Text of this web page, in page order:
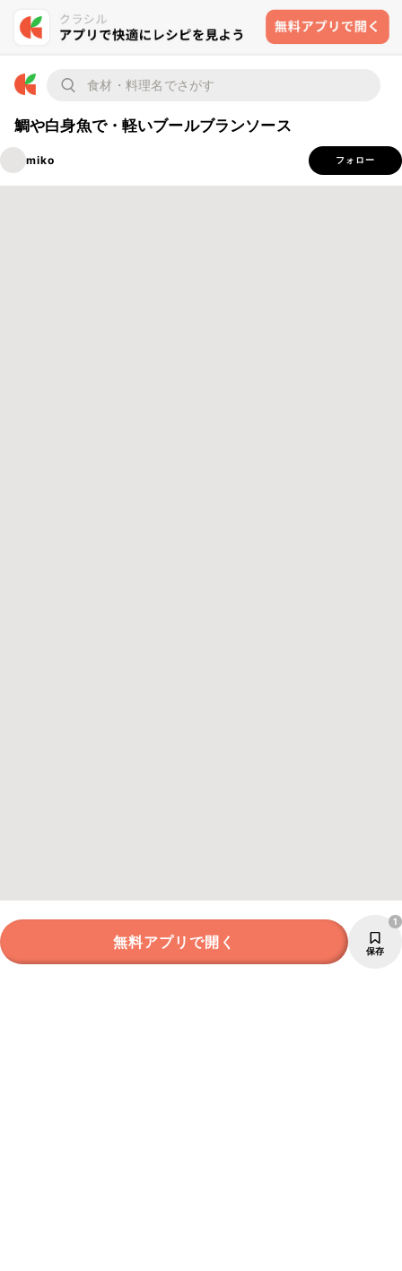
鯛や白身魚で・軽いブールブランソース
miko フォロー
無料アプリで開く 保存
1